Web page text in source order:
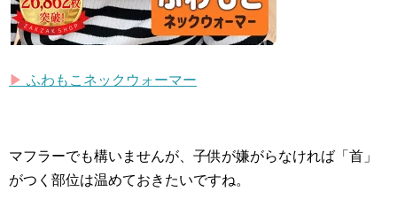
▶︎ ふわもこネックウォーマー
マフラーでも構いませんが、子供が嫌がらなければ「首」
がつく部位は温めておきたいですね。